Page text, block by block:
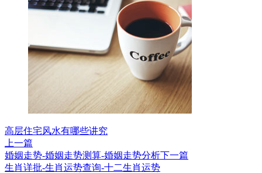
高层住宅风水有哪些讲究
上一篇
婚姻走势-婚姻走势测算-婚姻走势分析下一篇
生肖详批-生肖运势查询-十二生肖运势